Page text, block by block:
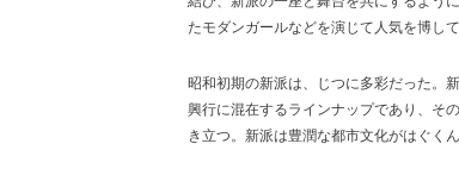
たモダンガールなどを演じて人気を博して
昭和初期の新派は、じつに多彩だった。
興行に混在するラインナップであり、そ
き立つ。新派は豊潤な都市文化がはぐく